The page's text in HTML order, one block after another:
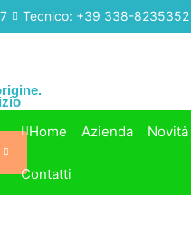
Tecnico: +39 338-8235352
Home Azienda Novità
Contatti